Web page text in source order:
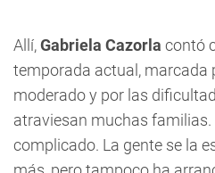
Allí,Gabriela Cazorla contó
temporada actual, marcada
moderado y por las
atraviesan muchas familias.
complicado. La gente se la